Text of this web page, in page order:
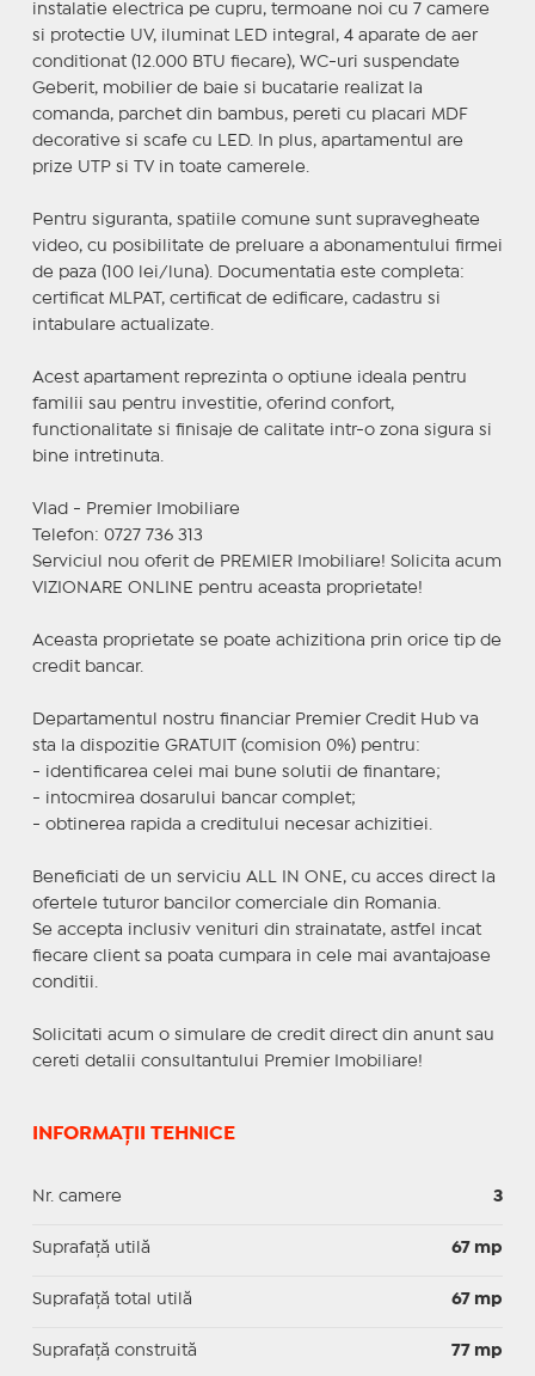
instalatie electrica pe cupru, termoane noi cu 7 camere
si protectie UV, iluminat LED integral, 4 aparate de aer
conditionat (12.000 BTU fiecare), WC-uri suspendate
Geberit, mobilier de baie si bucatarie realizat la
comanda, parchet din bambus, pereti cu placari MDF
decorative si scafe cu LED. In plus, apartamentul are
prize UTP si TV in toate camerele.
Pentru siguranta, spatiile comune sunt supravegheate
video, cu posibilitate de preluare a abonamentului firmei
de paza (100 lei/luna). Documentatia este completa:
certificat MLPAT, certificat de edificare, cadastru si
intabulare actualizate.
Acest apartament reprezinta o optiune ideala pentru
familii sau pentru investitie, oferind confort,
functionalitate si finisaje de calitate intr-o zona sigura si
bine intretinuta.
Vlad - Premier Imobiliare
Telefon: 0727 736 313
Serviciul nou oferit de PREMIER Imobiliare! Solicita acum
VIZIONARE ONLINE pentru aceasta proprietate!
Aceasta proprietate se poate achizitiona prin orice tip de
credit bancar.
Departamentul nostru financiar Premier Credit Hub va
sta la dispozitie GRATUIT (comision 0%) pentru:
- identificarea celei mai bune solutii de finantare;
- intocmirea dosarului bancar complet;
- obtinerea rapida a creditului necesar achizitiei.
Beneficiati de un serviciu ALL IN ONE, cu acces direct la
ofertele tuturor bancilor comerciale din Romania.
Se accepta inclusiv venituri din strainatate, astfel incat
fiecare client sa poata cumpara in cele mai avantajoase
conditii.
Solicitati acum o simulare de credit direct din anunt sau
cereti detalii consultantului Premier Imobiliare!
INFORMAȚII TEHNICE
Nr. camere 3
Suprafaţă utilă 67 mp
Suprafaţă total utilă 67 mp
Suprafaţă construită 77 mp